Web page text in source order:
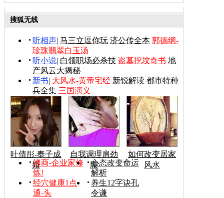
搜狐无线
听相声| 马三立逗你玩 济公传全本 郭德纲-
珍珠翡翠白玉汤
听小说| 白领职场必杀技 盗墓挖坟奇书 地
产风云大揭秘
新书| 大风水-黄帝宅经 新锐解读 都市特种
兵全集 三国演义
叶倩彤-奉子成
婚
自我调理肩劲
腰
如何改变居家
风水
禅商-企业家修
炼!
心态改变命运
解析
经穴健康1点
通-头
养生12字诀孔
令谦